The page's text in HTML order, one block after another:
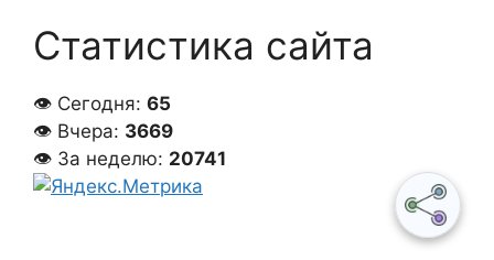
Статистика сайта
👁 Сегодня: 65
👁 Вчера: 3669
👁 За неделю: 20741